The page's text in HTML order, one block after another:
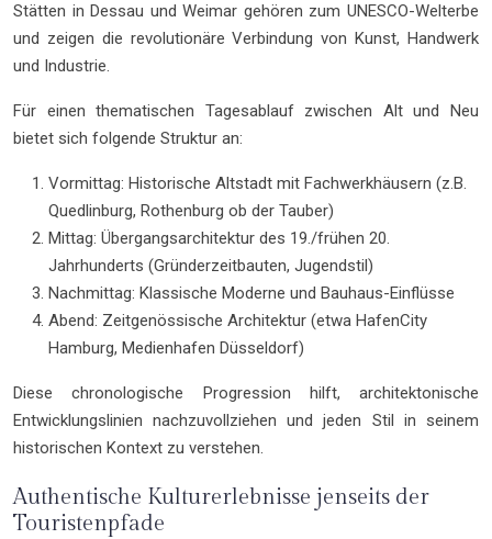
Stätten in Dessau und Weimar gehören zum UNESCO-Welterbe
und zeigen die revolutionäre Verbindung von Kunst, Handwerk
und Industrie.
Für einen thematischen Tagesablauf zwischen Alt und Neu
bietet sich folgende Struktur an:
Vormittag: Historische Altstadt mit Fachwerkhäusern (z.B.
Quedlinburg, Rothenburg ob der Tauber)
Mittag: Übergangsarchitektur des 19./frühen 20.
Jahrhunderts (Gründerzeitbauten, Jugendstil)
Nachmittag: Klassische Moderne und Bauhaus-Einflüsse
Abend: Zeitgenössische Architektur (etwa HafenCity
Hamburg, Medienhafen Düsseldorf)
Diese chronologische Progression hilft, architektonische
Entwicklungslinien nachzuvollziehen und jeden Stil in seinem
historischen Kontext zu verstehen.
Authentische Kulturerlebnisse jenseits der
Touristenpfade